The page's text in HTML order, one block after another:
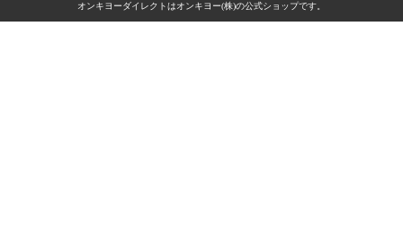
オンキヨーダイレクトはオンキヨー(株)の公式ショップです。